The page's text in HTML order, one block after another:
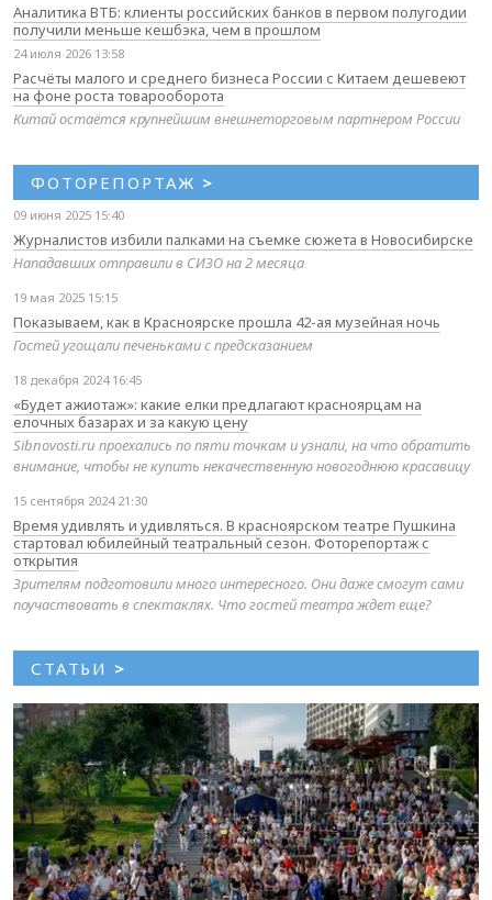
Аналитика ВТБ: клиенты российских банков в первом полугодии
получили меньше кешбэка, чем в прошлом
24 июля 2026 13:58
Расчёты малого и среднего бизнеса России с Китаем дешевеют
на фоне роста товарооборота
Китай остаётся крупнейшим внешнеторговым партнером России
ФОТОРЕПОРТАЖ >
09 июня 2025 15:40
Журналистов избили палками на съемке сюжета в Новосибирске
Нападавших отправили в СИЗО на 2 месяца
19 мая 2025 15:15
Показываем, как в Красноярске прошла 42-ая музейная ночь
Гостей угощали печеньками с предсказанием
18 декабря 2024 16:45
«Будет ажиотаж»: какие елки предлагают красноярцам на
елочных базарах и за какую цену
Sibnovosti.ru проехались по пяти точкам и узнали, на что обратить
внимание, чтобы не купить некачественную новогоднюю красавицу
15 сентября 2024 21:30
Время удивлять и удивляться. В красноярском театре Пушкина
стартовал юбилейный театральный сезон. Фоторепортаж с
открытия
Зрителям подготовили много интересного. Они даже смогут сами
поучаствовать в спектаклях. Что гостей театра ждет еще?
СТАТЬИ >